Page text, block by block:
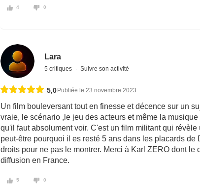
4 0
Lara
5 critiques Suivre son activité
5,0 Publiée le 23 novembre 2023
Un film bouleversant tout en finesse et décence sur un
vraie, le scénario ,le jeu des acteurs et même la
qu'il faut absolument voir. C'est un film militant qui
peut-être pourquoi il es resté 5 ans dans les placards de
droits pour ne pas le montrer. Merci à Karl ZERO dont le
diffusion en France.
5 0